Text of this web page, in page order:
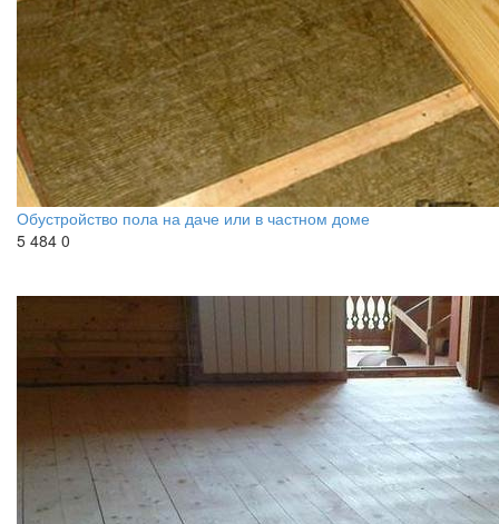
Обустройство пола на даче или в частном доме
5 484 0